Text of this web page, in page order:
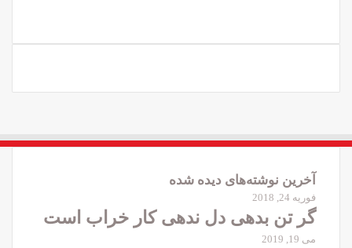
آخرین نوشته‌های دیده شده
فوریه 24, 2018
گر تن بدهی دل ندهی کار خراب است
می 19, 2019